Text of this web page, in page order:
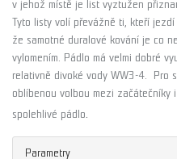
v jehož místě je list vyztužen
Tyto listy volí převážně ti, kteří
že samotné duralové kování je co
vylomením. Pádlo má velmi dobré
relativně divoké vody WW3-4. Pro
oblíbenou volbou mezi začátečníky
spolehlivé pádlo.
Parametry